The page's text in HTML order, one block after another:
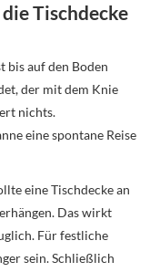
Tischdecke
bis auf den Boden
der mit dem Knie
nichts.
eine spontane Reise
eine Tischdecke an
Das wirkt
Für festliche
sein. Schließlich